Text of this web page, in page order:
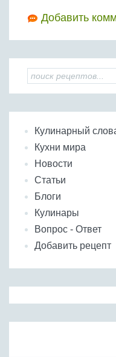
Добавить
Кулинарный
Кухни мира
Новости
Статьи
Блоги
Кулинары
Вопрос - Ответ
Добавить рецепт